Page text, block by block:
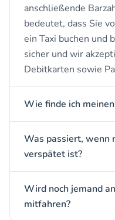
anschließende
bedeutet, dass Sie
ein Taxi buchen und
sicher und wir
Debitkarten sowie
Wie finde ich
Was passiert, wenn
verspätet ist?
Wird noch jemand
mitfahren?